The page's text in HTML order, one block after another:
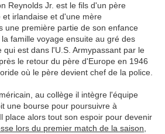
Reynolds Jr. est le fils d'un père
irlandaise et d'une mère
une première partie de son enfance
famille voyage ensuite au gré des
est dans l'U.S. Armypassant par le
le retour du père d'Europe en 1946
où le père devient chef de la police.
au collège il intègre l'équipe
une bourse pour poursuivre à
place alors tout son espoir pour devenir
lors du premier match de la saison,